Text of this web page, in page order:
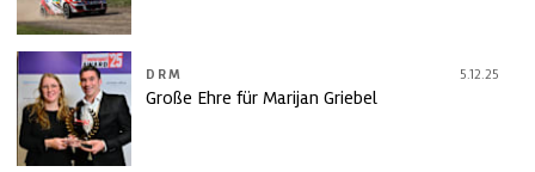
DRM 5.12.25
Große Ehre für Marijan Griebel